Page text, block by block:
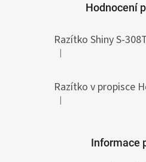
Hodnocení
Hodnocení produktu je 5
|
Hodnocení produktu je 5
|
Informace